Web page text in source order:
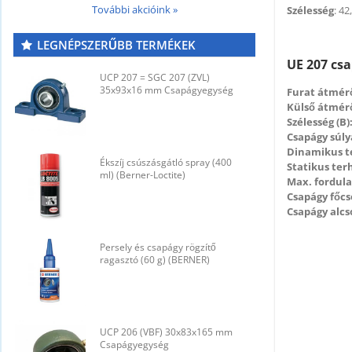
Szélesség:
UE 207
Furat
Külső
Szélesség (B):
Csapágy
Dinamikus
Statikus
Max.
Csapágy
Csapágy
További akcióink »
LEGNÉPSZERŰBB TERMÉKEK
UCP 207 = SGC 207 (ZVL)
35x93x16 mm Csapágyegység
Ékszíj csúszásgátló spray (400
ml) (Berner-Loctite)
Persely és csapágy rögzítő
ragasztó (60 g) (BERNER)
UCP 206 (VBF) 30x83x165 mm
Csapágyegység